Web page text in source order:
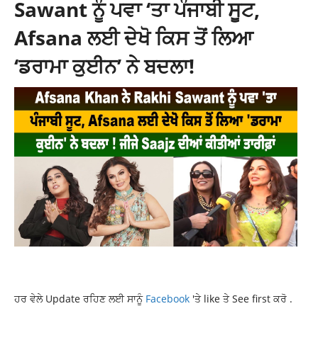
Sawant ਨੂੰ ਪਵਾ ‘ਤਾ ਪੰਜਾਬੀ ਸੂਟ,
Afsana ਲਈ ਦੇਖੋ ਕਿਸ ਤੋਂ ਲਿਆ
‘ਡਰਾਮਾ ਕੁਈਨ’ ਨੇ ਬਦਲਾ!
ਹਰ ਵੇਲੇ Update ਰਹਿਣ ਲਈ ਸਾਨੂੰ Facebook 'ਤੇ like ਤੇ See first ਕਰੋ .